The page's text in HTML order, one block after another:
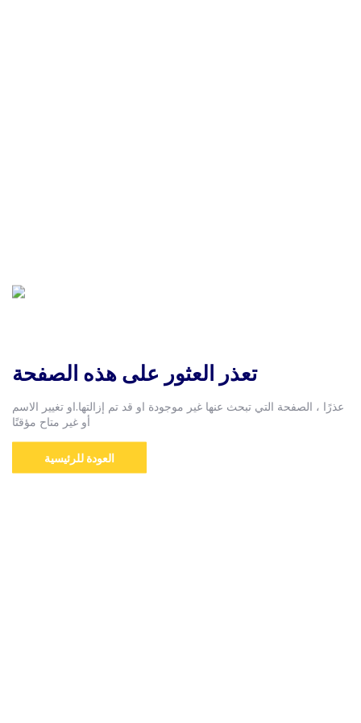
تعذر العثور على هذه الصفحة
عذرًا ، الصفحة التي تبحث عنها غير موجودة او قد تم إزالتها.او تغيير الاسم
أو غير متاح مؤقتًا
العودة للرئيسية